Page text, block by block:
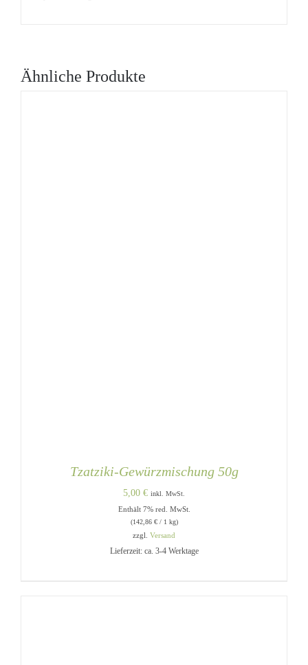
Ähnliche Produkte
Tzatziki-Gewürzmischung 50g
5,00 € inkl. MwSt.
Enthält 7% red. MwSt.
(142,86 €/ 1 kg)
zzgl. Versand
Lieferzeit: ca. 3-4 Werktage